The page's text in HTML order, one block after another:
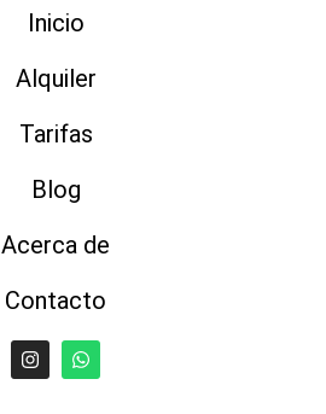
Inicio
Alquiler
Tarifas
Blog
Acerca de
Contacto